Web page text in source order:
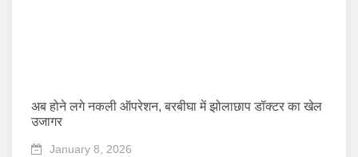
अब होने लगे नकली ऑपरेशन, बरबीघा में झोलाछाप डॉक्टर का खेल
उजागर
January 8, 2026